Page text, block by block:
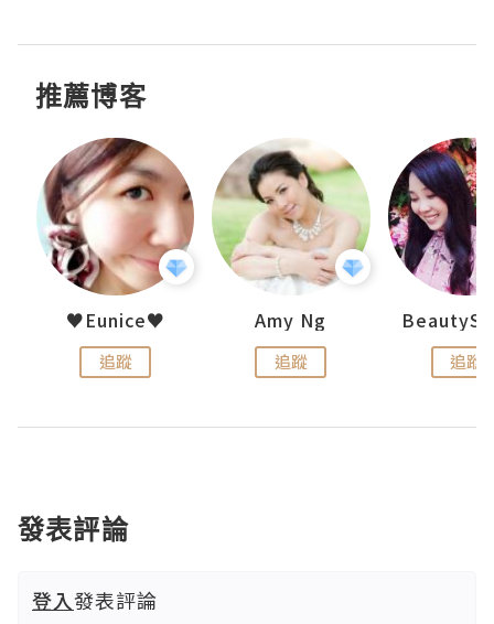
推薦博客
♥Eunice♥
追蹤
Amy Ng
追蹤 追蹤
發表評論
登入發表評論